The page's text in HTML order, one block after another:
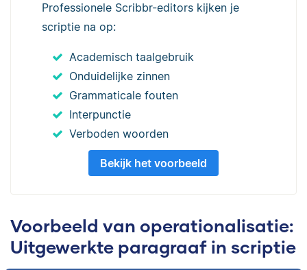
Professionele Scribbr-editors kijken je
scriptie na op:
Academisch taalgebruik
Onduidelijke zinnen
Grammaticale fouten
Interpunctie
Verboden woorden
Bekijk het voorbeeld
Voorbeeld van operationalisatie:
Uitgewerkte paragraaf in scriptie